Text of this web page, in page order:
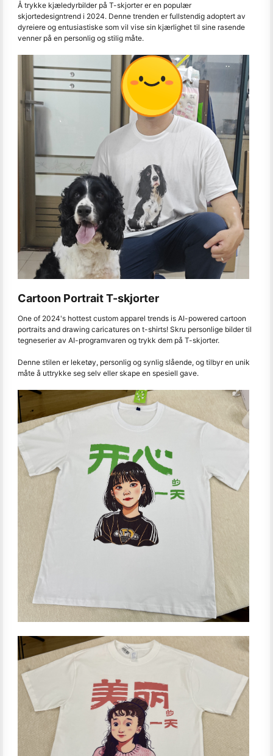
Å trykke kjæledyrbilder på T-skjorter er en populær
skjortedesigntrend i 2024. Denne trenden er fullstendig adoptert av
dyreiere og entusiastiske som vil vise sin kjærlighet til sine rasende
venner på en personlig og stilig måte.
Cartoon Portrait T-skjorter
One of 2024's hottest custom apparel trends is AI-powered cartoon
portraits and drawing caricatures on t-shirts! Skru personlige bilder til
tegneserier av AI-programvaren og trykk dem på T-skjorter.
Denne stilen er leketøy, personlig og synlig slående, og tilbyr en unik
måte å uttrykke seg selv eller skape en spesiell gave.